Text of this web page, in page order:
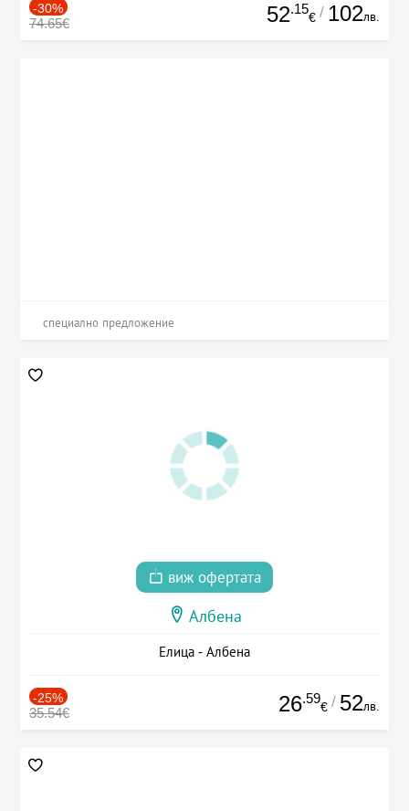
-30%
74.65€ 52.15
€ / 102лв.
специално предложение
виж офертата
Албена
Елица - Албена
-25%
35.54€ 26.59
€ / 52лв.